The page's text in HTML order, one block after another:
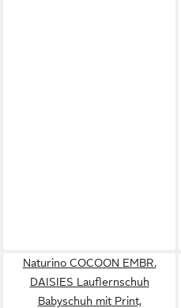
Naturino COCOON EMBR.
DAISIES Lauflernschuh
Babyschuh mit Print,